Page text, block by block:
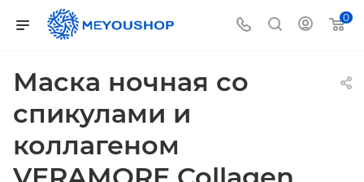
0
Маска ночная со
спикулами и
коллагеном